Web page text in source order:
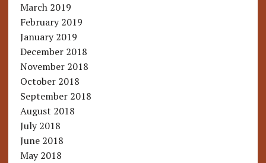
March 2019
February 2019
January 2019
December 2018
November 2018
October 2018
September 2018
August 2018
July 2018
June 2018
May 2018